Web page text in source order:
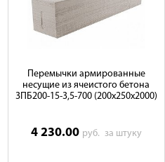
Перемычки армированные
несущие из ячеистого бетона
3ПБ200-15-3,5-700 (200х250х2000)
4 230.00 руб. за штуку